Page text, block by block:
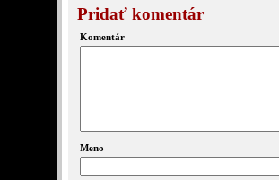
Pridať komentár
Komentár
Meno